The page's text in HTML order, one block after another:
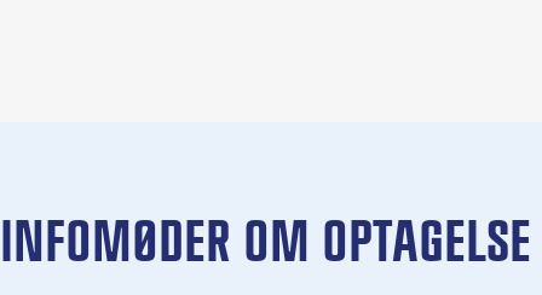
IN­FO­MØ­DER OM OP­TA­GEL­SE